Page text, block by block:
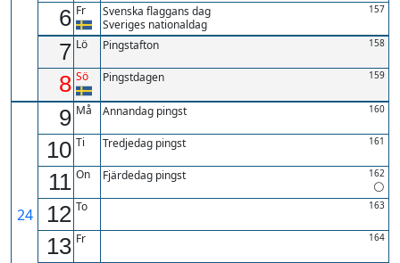
6 Fr
Svenska flaggans dag
Sveriges nationaldag
157
7 Lö Pingstafton 158
8 Sö Pingstdagen 159
24
9 Må Annandag pingst 160
10 Ti Tredjedag pingst 161
11 On Fjärdedag pingst 162
12 To 163
13 Fr 164